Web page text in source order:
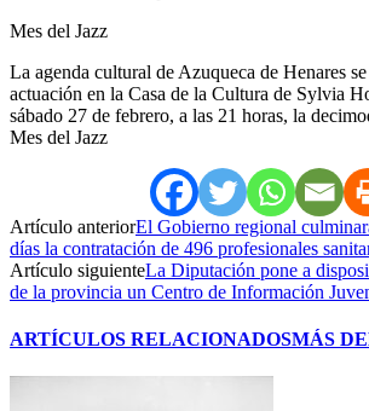
Mes del Jazz
La agenda cultural de Azuqueca de Henares
actuación en la Casa de la Cultura de Sylvia
sábado 27 de febrero, a las 21 horas, la
Mes del Jazz
Artículo anteriorEl Gobierno regional
días la contratación de 496 profesionales
Artículo siguienteLa Diputación pone a
de la provincia un Centro de Información
ARTÍCULOS RELACIONADOSMÁS